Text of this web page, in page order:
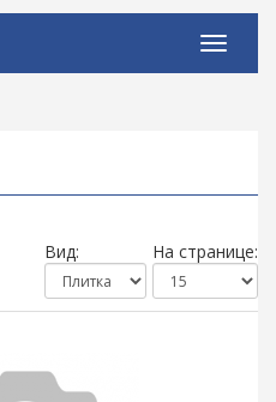
На странице:
Вид: